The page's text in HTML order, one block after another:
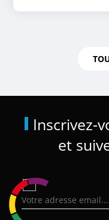
Inscrivez-
et